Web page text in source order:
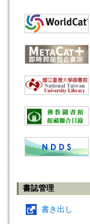
書誌管理
書き出し